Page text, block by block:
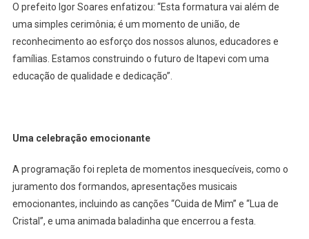
O prefeito Igor Soares enfatizou: “Esta formatura vai além de
uma simples cerimônia; é um momento de união, de
reconhecimento ao esforço dos nossos alunos, educadores e
famílias. Estamos construindo o futuro de Itapevi com uma
educação de qualidade e dedicação”.
Uma celebração emocionante
A programação foi repleta de momentos inesquecíveis, como o
juramento dos formandos, apresentações musicais
emocionantes, incluindo as canções “Cuida de Mim” e “Lua de
Cristal”, e uma animada baladinha que encerrou a festa.